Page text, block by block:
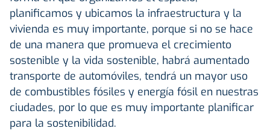
planificamos y ubicamos la infraestructura y la
vivienda es muy importante, porque si no se hace
de una manera que promueva el crecimiento
sostenible y la vida sostenible, habrá aumentado
transporte de automóviles, tendrá un mayor uso
de combustibles fósiles y energía fósil en nuestras
ciudades, por lo que es muy importante planificar
para la sostenibilidad.